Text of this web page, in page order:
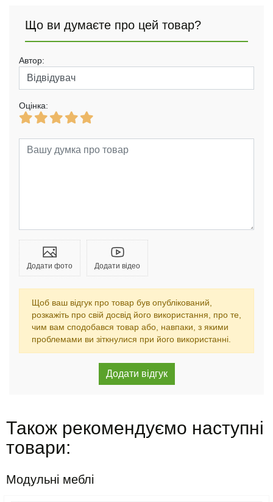
Що ви думаєте про цей товар?
Автор:
Оцінка:
Додати фото Додати відео
Щоб ваш відгук про товар був опублікований,
розкажіть про свій досвід його використання, про те,
чим вам сподобався товар або, навпаки, з якими
проблемами ви зіткнулися при його використанні.
Також рекомендуємо наступні
товари:
Модульні меблі